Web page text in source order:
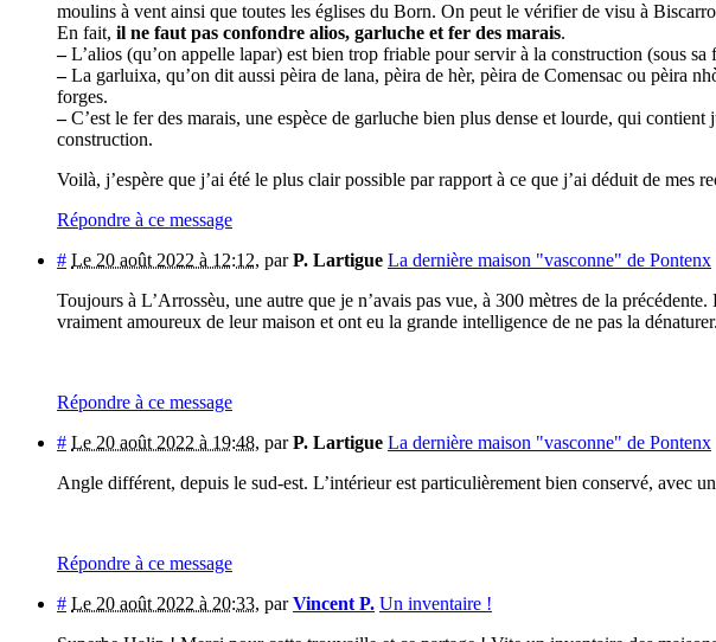
moulins à vent ainsi que toutes les églises du Born. On peut le vérifier de visu à
En fait, il ne faut pas confondre alios, garluche et fer des marais.
–L’alios (qu’on appelle lapar) est bien trop friable pour servir à la construction (sous sa
–La garluixa, qu’on dit aussi pèira de lana, pèira de hèr, pèira de Comensac ou pèira
forges.
–C’est le fer des marais, une espèce de garluche bien plus dense et lourde, qui
construction.
Voilà, j’espère que j’ai été le plus clair possible par rapport à ce que j’ai déduit de mes
Répondre à ce message
# Le 20 août 2022 à 12:12, parP. Lartigue La dernière maison "vasconne" de Pontenx
Toujours à L’Arrossèu, une autre que je n’avais pas vue, à 300 mètres de la
vraiment amoureux de leur maison et ont eu la grande intelligence de ne pas la dénaturer.
Répondre à ce message
# Le 20 août 2022 à 19:48, parP. Lartigue La dernière maison "vasconne" de Pontenx
Angle différent, depuis le sud-est. L’intérieur est particulièrement bien conservé, avec
Répondre à ce message
# Le 20 août 2022 à 20:33, parVincent P. Un inventaire !